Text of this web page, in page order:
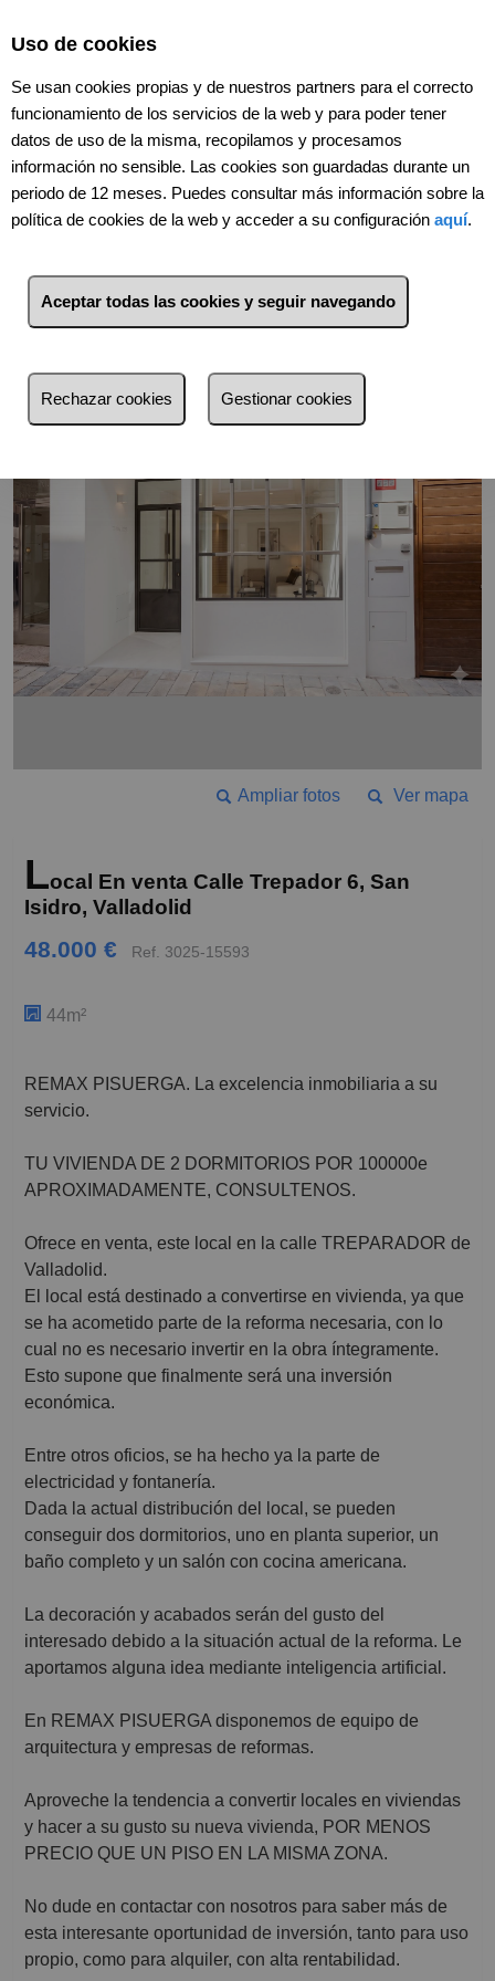
Volver
Ver mapa
Ampliar fotos
Local En venta Calle Trepador 6, San
Isidro, Valladolid
48.000 € Ref. 3025-15593
44m²
REMAX PISUERGA. La excelencia inmobiliaria a su
servicio.
TU VIVIENDA DE 2 DORMITORIOS POR 100000e
APROXIMADAMENTE, CONSULTENOS.
Ofrece en venta, este local en la calle TREPARADOR de
Valladolid.
El local está destinado a convertirse en vivienda, ya que
se ha acometido parte de la reforma necesaria, con lo
cual no es necesario invertir en la obra íntegramente.
Esto supone que finalmente será una inversión
económica.
Entre otros oficios, se ha hecho ya la parte de
electricidad y fontanería.
Dada la actual distribución del local, se pueden
conseguir dos dormitorios, uno en planta superior, un
baño completo y un salón con cocina americana.
La decoración y acabados serán del gusto del
interesado debido a la situación actual de la reforma. Le
aportamos alguna idea mediante inteligencia artificial.
En REMAX PISUERGA disponemos de equipo de
arquitectura y empresas de reformas.
Aproveche la tendencia a convertir locales en viviendas
y hacer a su gusto su nueva vivienda, POR MENOS
PRECIO QUE UN PISO EN LA MISMA ZONA.
No dude en contactar con nosotros para saber más de
esta interesante oportunidad de inversión, tanto para uso
propio, como para alquiler, con alta rentabilidad.
Uso de cookies
Se usan cookies propias y de nuestros partners para el correcto
funcionamiento de los servicios de la web y para poder tener
datos de uso de la misma, recopilamos y procesamos
información no sensible. Las cookies son guardadas durante un
periodo de 12 meses. Puedes consultar más información sobre la
política de cookies de la web y acceder a su configuración aquí.
Aceptar todas las cookies y seguir navegando
Rechazar cookies Gestionar cookies